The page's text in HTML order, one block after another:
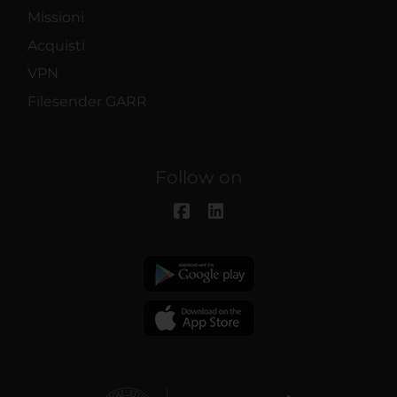
Missioni
Acquisti
VPN
Filesender GARR
Follow on